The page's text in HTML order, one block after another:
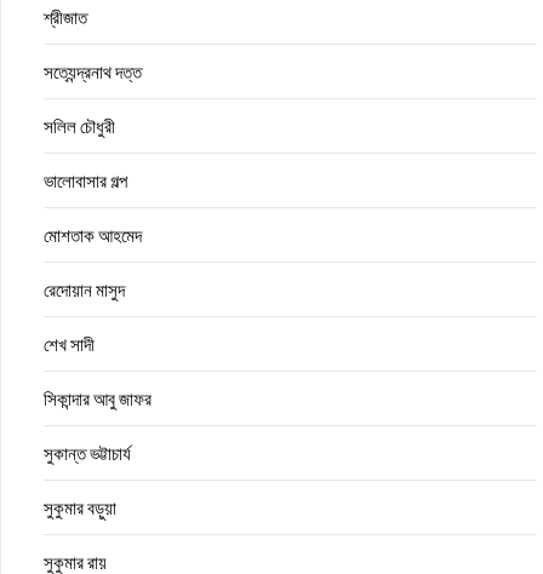
শ্রীজাত
সত্যেন্দ্রনাথ দত্ত
সলিল চৌধুরী
ভালোবাসার গল্প
মোশতাক আহমেদ
রেদোয়ান মাসুদ
শেখ সাদী
সিকান্দার আবু জাফর
সুকান্ত ভট্টাচার্য
সুকুমার বড়ুয়া
সুকুমার রায়